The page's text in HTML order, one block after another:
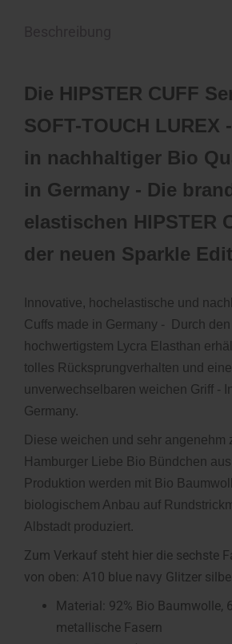
Die HIPSTER CUFF
SOFT-TOUCH LUREX
in nachhaltiger Bio
in Germany - Die
elastischen HIPSTER
der neuen Sparkle
Innovative, hochelastische und
Cuffs made in Germany - Durch
hochwertigstem Lycra Elasthan
tolles Rücksprungverhalten und
unverwechselbaren weichen Griff -
Germany.
Diese weichen und sehr angenehm
Hamburger Liebe Bio Bündchen
Produktion werden mit Bio
biologischem Anbau auf
Albstadt produziert.
Zum Verkauf steht hier die sechste
von oben: A10 blue navy Glitzer
Material: 92% Bio Baumwolle,
metallische Fasern